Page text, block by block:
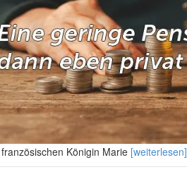
Königin Marie [weiterlesen]